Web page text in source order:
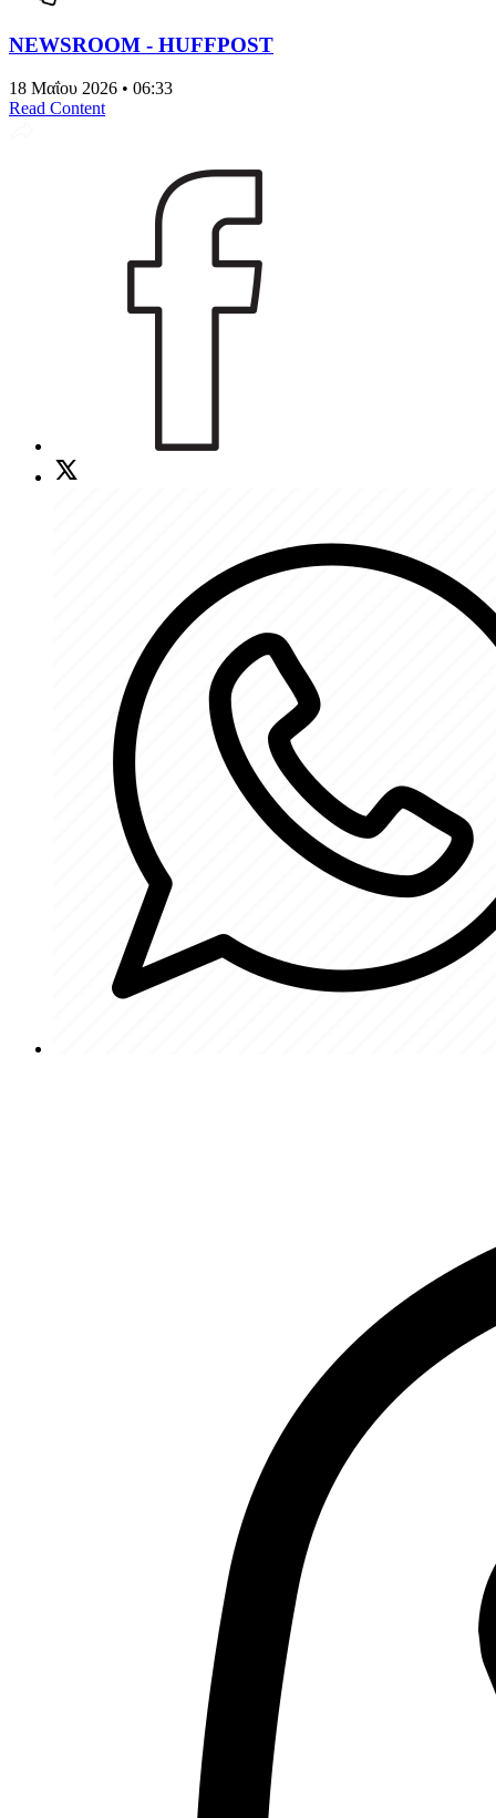
NEWSROOM - HUFFPOST
18 Μαΐου 2026 • 06:33
Read Content